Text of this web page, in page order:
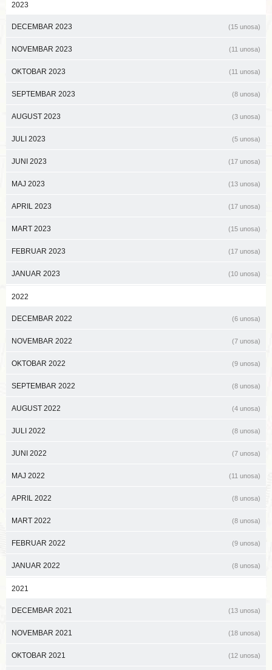
2023
DECEMBAR 2023 (15 unosa)
NOVEMBAR 2023 (11 unosa)
OKTOBAR 2023 (11 unosa)
SEPTEMBAR 2023 (8 unosa)
AUGUST 2023 (3 unosa)
JULI 2023 (5 unosa)
JUNI 2023 (17 unosa)
MAJ 2023 (13 unosa)
APRIL 2023 (17 unosa)
MART 2023 (15 unosa)
FEBRUAR 2023 (17 unosa)
JANUAR 2023 (10 unosa)
2022
DECEMBAR 2022 (6 unosa)
NOVEMBAR 2022 (7 unosa)
OKTOBAR 2022 (9 unosa)
SEPTEMBAR 2022 (8 unosa)
AUGUST 2022 (4 unosa)
JULI 2022 (8 unosa)
JUNI 2022 (7 unosa)
MAJ 2022 (11 unosa)
APRIL 2022 (8 unosa)
MART 2022 (8 unosa)
FEBRUAR 2022 (9 unosa)
JANUAR 2022 (8 unosa)
2021
DECEMBAR 2021 (13 unosa)
NOVEMBAR 2021 (18 unosa)
OKTOBAR 2021 (12 unosa)